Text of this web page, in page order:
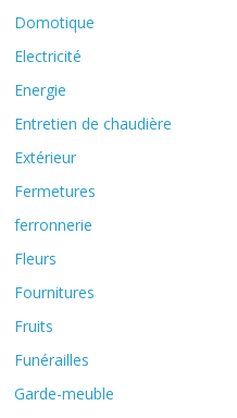
Domotique
Electricité
Energie
Entretien de chaudière
Extérieur
Fermetures
ferronnerie
Fleurs
Fournitures
Fruits
Funérailles
Garde-meuble